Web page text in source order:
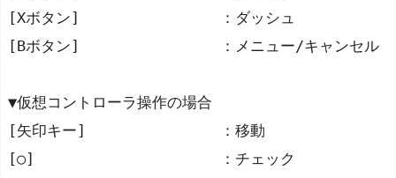
[Xボタン]		：ダッシュ
[Bボタン]		：メニュー/キャンセル
▼仮想コントローラ操作の場合
[矢印キー]		：移動
[○]			：チェック